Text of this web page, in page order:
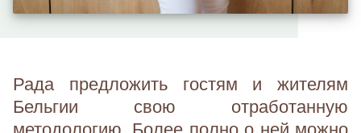
Рада предложить гостям и жителям
Бельгии свою отработанную